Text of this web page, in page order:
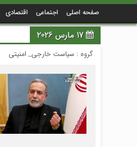
صفحه اصلی اجتماعی اقتصادی
17 مارس 2026
گروه : سیاست خارجی_ امنیتی